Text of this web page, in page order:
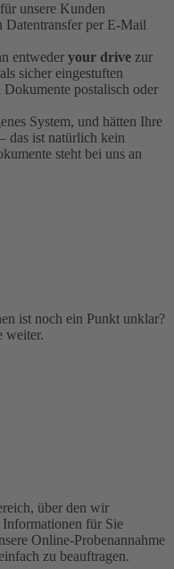
unsere Kunden
Datentransfer per E-Mail
entweder your drive zur
sicher eingestuften
postalisch oder
System, und hätten Ihre
das ist natürlich kein
steht bei uns an
ist noch ein Punkt unklar?
weiter.
über den wir
für Sie
Online-Probenannahme
zu beauftragen.